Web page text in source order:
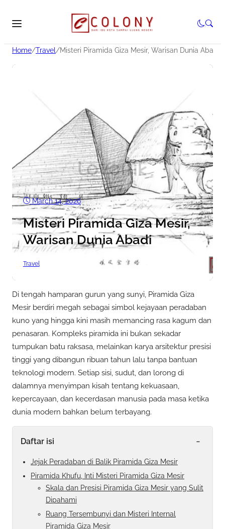
Home/Travel /Misteri Piramida Giza Mesir, Warisan Dunia Abadi
March 14, 2026•14Views•6 Min read
Misteri Piramida Giza Mesir,
Warisan Dunia Abadi
Travel
Di tengah hamparan gurun yang sunyi, Piramida Giza
Mesir berdiri megah sebagai simbol kejayaan peradaban
kuno yang hingga kini masih memancing rasa kagum dan
penasaran. Kompleks piramida ini bukan sekadar
tumpukan batu raksasa, melainkan karya arsitektur presisi
tinggi yang dibangun ribuan tahun lalu tanpa bantuan
teknologi modern. Setiap sisi, sudut, dan lorong di
dalamnya menyimpan kisah tentang kekuasaan,
kepercayaan, dan kecerdasan manusia pada masa ketika
dunia modern bahkan belum terbayang.
Daftar isi -
Jejak Peradaban di Balik Piramida Giza Mesir
Piramida Khufu, Inti Misteri Piramida Giza Mesir
Skala dan Presisi Piramida Giza Mesir yang Sulit
Dipahami
Ruang Tersembunyi dan Misteri Internal
Piramida Giza Mesir